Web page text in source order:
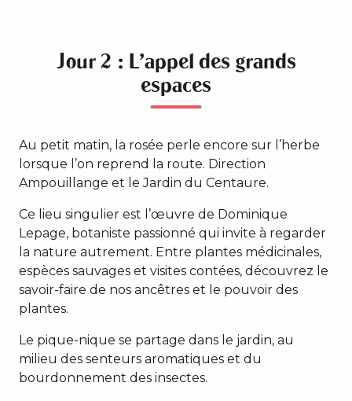
Jour 2 : L'appel des grands
espaces
Au petit matin, la rosée perle encore sur l’herbe
lorsque l’on reprend la route. Direction
Ampouillange et le Jardin du Centaure.
Ce lieu singulier est l’œuvre de Dominique
Lepage, botaniste passionné qui invite à regarder
la nature autrement. Entre plantes médicinales,
espèces sauvages et visites contées, découvrez le
savoir-faire de nos ancêtres et le pouvoir des
plantes.
Le pique-nique se partage dans le jardin, au
milieu des senteurs aromatiques et du
bourdonnement des insectes.